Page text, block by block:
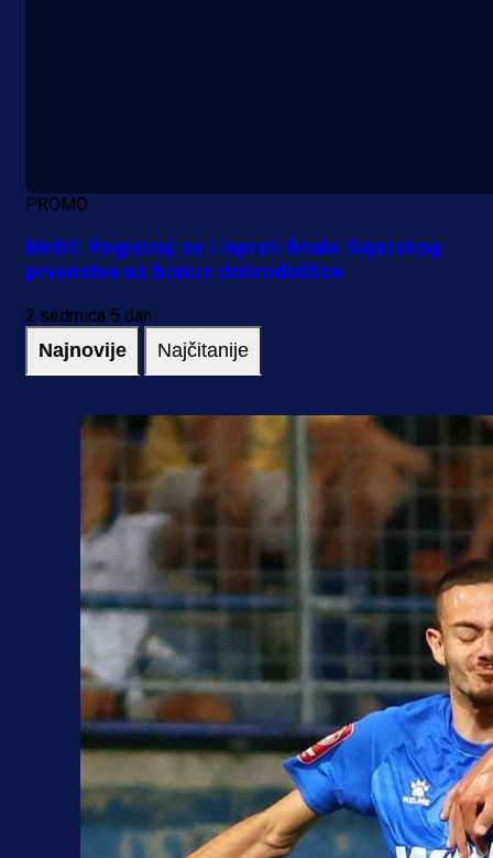
PROMO
MrBit: Registruj se i isprati finale Svjetskog
prvenstva uz bonus dobrodošlice
2 sedmica 5 dan
Najnovije Najčitanije